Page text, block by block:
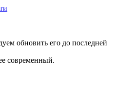
обновить его до последней
современный.